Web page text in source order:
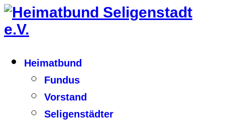
Heimatbund
Fundus
Vorstand
Seligenstädter